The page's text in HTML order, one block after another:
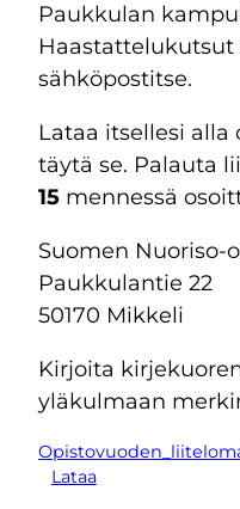
Paukkulan
sähköpostitse.
Lataa itsellesi alla
täytä se. Palauta
15 mennessä
Suomen Nuoriso-
Paukkulantie 22
50170 Mikkeli
Kirjoita
yläkulmaan
Lataa